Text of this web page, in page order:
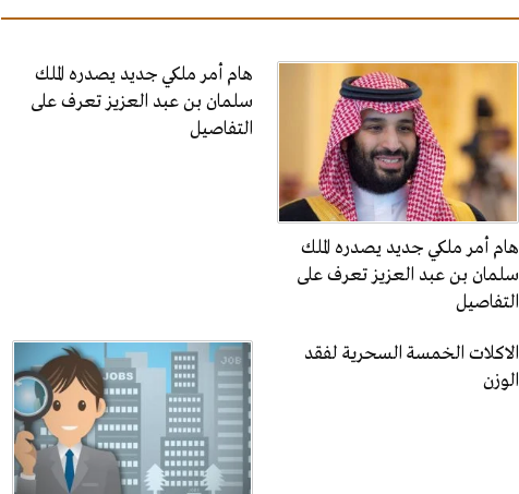
هام أمر ملكي جديد يصدره الملك
سلمان بن عبد العزيز تعرف على
التفاصيل
هام أمر ملكي جديد يصدره الملك
سلمان بن عبد العزيز تعرف على
التفاصيل
الاكلات الخمسة السحرية لفقد
الوزن